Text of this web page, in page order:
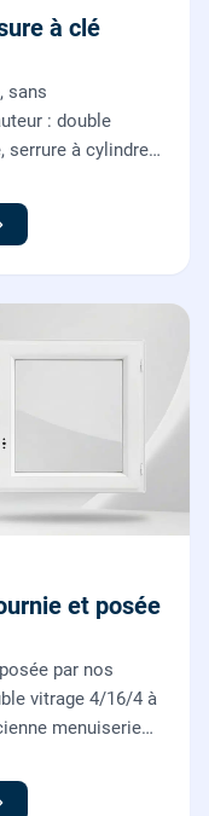
à clé
sans
: double
serrure à cylindre
et posée
par nos
vitrage 4/16/4 à
menuiserie